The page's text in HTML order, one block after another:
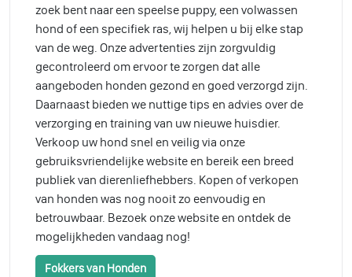
zoek bent naar een speelse puppy, een volwassen
hond of een specifiek ras, wij helpen u bij elke stap
van de weg. Onze advertenties zijn zorgvuldig
gecontroleerd om ervoor te zorgen dat alle
aangeboden honden gezond en goed verzorgd zijn.
Daarnaast bieden we nuttige tips en advies over de
verzorging en training van uw nieuwe huisdier.
Verkoop uw hond snel en veilig via onze
gebruiksvriendelijke website en bereik een breed
publiek van dierenliefhebbers. Kopen of verkopen
van honden was nog nooit zo eenvoudig en
betrouwbaar. Bezoek onze website en ontdek de
mogelijkheden vandaag nog!
Fokkers van Honden